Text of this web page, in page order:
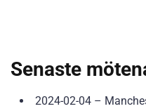
Senaste
2024-02-04 –